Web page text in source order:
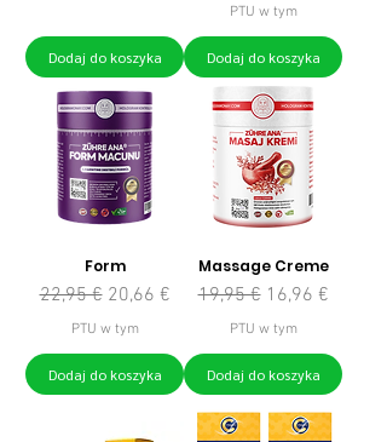
Dodaj do koszyka
PTU w tym
Dodaj do koszyka
Form
Regularna cena
22,95 € Cena rabatowa
20,66 €
PTU w tym
Dodaj do koszyka
Massage Creme
Regularna cena
19,95 € Cena rabatowa
16,96 €
PTU w tym
Dodaj do koszyka